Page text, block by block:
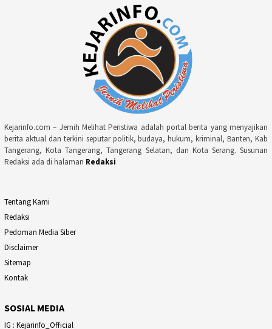
Kejarinfo.com – Jernih Melihat Peristiwa adalah portal berita yang menyajikan
berita aktual dan terkini seputar politik, budaya, hukum, kriminal, Banten, Kab
Tangerang, Kota Tangerang, Tangerang Selatan, dan Kota Serang. Susunan
Redaksi ada di halaman Redaksi
Tentang Kami
Redaksi
Pedoman Media Siber
Disclaimer
Sitemap
Kontak
SOSIAL MEDIA
IG : Kejarinfo_Official